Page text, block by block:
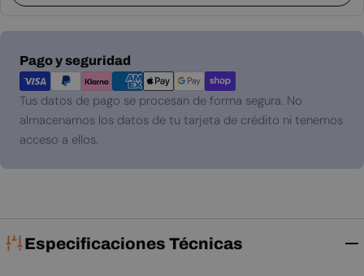
Pago y seguridad
Métodos
de
pago
Tus datos de pago se procesan de forma segura. No
almacenamos los datos de tu tarjeta de crédito ni tenemos
acceso a ellos.
Especificaciones Técnicas